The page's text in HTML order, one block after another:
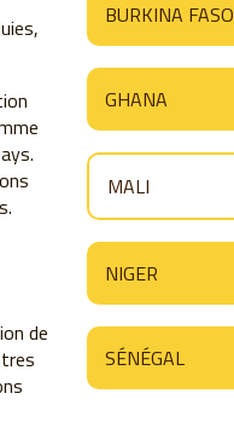
de
BURKINA FASO
GHANA
MALI
NIGER
SÉNÉGAL